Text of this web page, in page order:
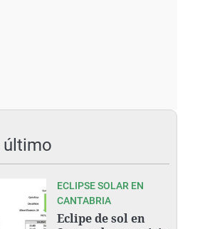
último
ECLIPSE SOLAR EN
CANTABRIA
Eclipe de sol en